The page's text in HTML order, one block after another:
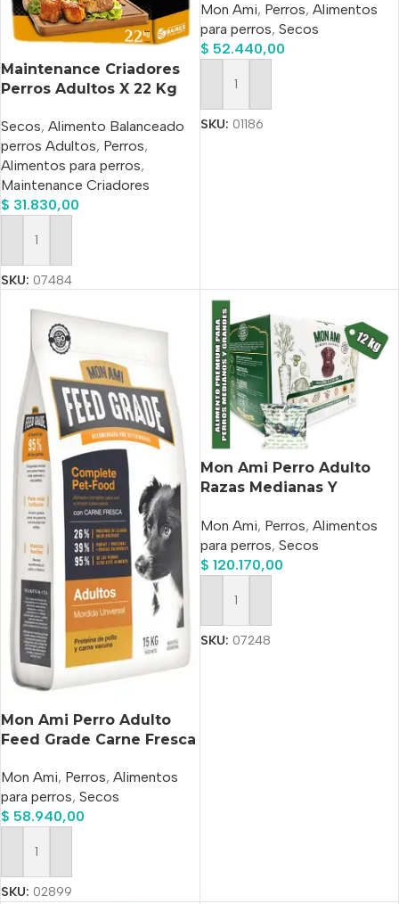
Maintenance Criadores
Perros Adultos X 22 Kg
Secos, Alimento Balanceado
perros Adultos, Perros,
Alimentos para perros,
Maintenance Criadores
$ 31.830,00
Añadir Al Carrito
SKU: 07484
Mon Ami, Perros, Alimentos
para perros, Secos
$ 52.440,00
Añadir Al Carrito
SKU: 01186
Mon Ami Perro Adulto
Feed Grade Carne Fresca
Mon Ami, Perros, Alimentos
para perros, Secos
$ 58.940,00
Añadir Al Carrito
SKU: 02899
Mon Ami Perro Adulto
Razas Medianas Y
Mon Ami, Perros, Alimentos
para perros, Secos
$ 120.170,00
Añadir Al Carrito
SKU: 07248